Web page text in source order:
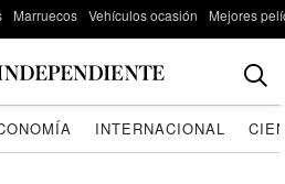
Marruecos Vehículos ocasión Mejores
INTERNACIONAL